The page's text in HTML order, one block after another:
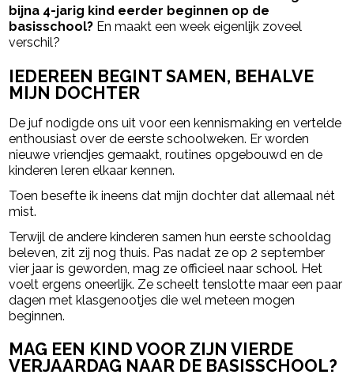
bijna 4-jarig kind eerder beginnen op de
basisschool? En maakt een week eigenlijk zoveel
verschil?
IEDEREEN BEGINT SAMEN, BEHALVE
MIJN DOCHTER
De juf nodigde ons uit voor een kennismaking en vertelde
enthousiast over de eerste schoolweken. Er worden
nieuwe vriendjes gemaakt, routines opgebouwd en de
kinderen leren elkaar kennen.
Toen besefte ik ineens dat mijn dochter dat allemaal nét
mist.
Terwijl de andere kinderen samen hun eerste schooldag
beleven, zit zij nog thuis. Pas nadat ze op 2 september
vier jaar is geworden, mag ze officieel naar school. Het
voelt ergens oneerlijk. Ze scheelt tenslotte maar een paar
dagen met klasgenootjes die wel meteen mogen
beginnen.
MAG EEN KIND VOOR ZIJN VIERDE
VERJAARDAG NAAR DE BASISSCHOOL?